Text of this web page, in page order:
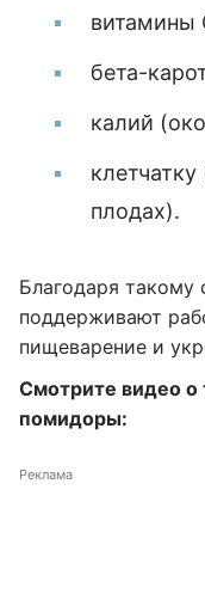
витамины
бета-
калий
плодах).
Благодаря
поддерживают
пищеварение и
Смотрите видео о
помидоры:
Реклама